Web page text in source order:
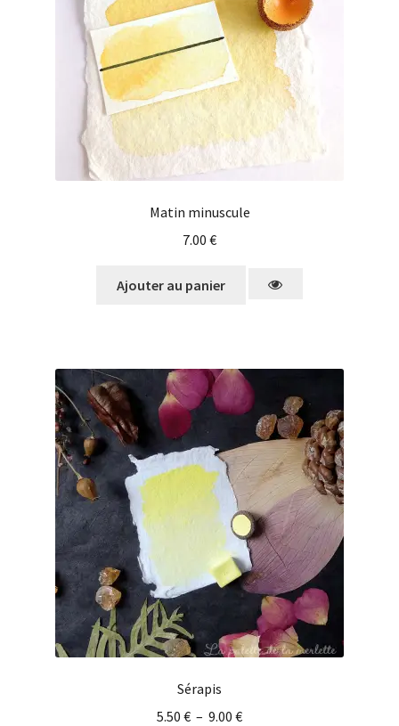
Matin minuscule
7.00 €
Ajouter au panier
Sérapis
5.50 € – 9.00 €